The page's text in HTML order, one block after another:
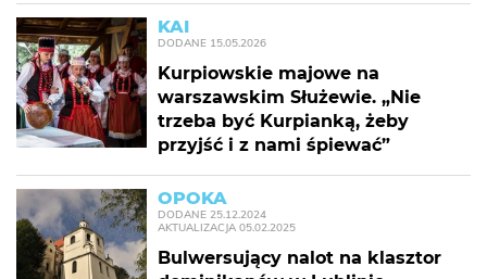
KAI
DODANE 15.05.2026
Kurpiowskie majowe na
warszawskim Służewie. „Nie
trzeba być Kurpianką, żeby
przyjść i z nami śpiewać”
OPOKA
DODANE 25.12.2024
AKTUALIZACJA 05.02.2025
Bulwersujący nalot na klasztor